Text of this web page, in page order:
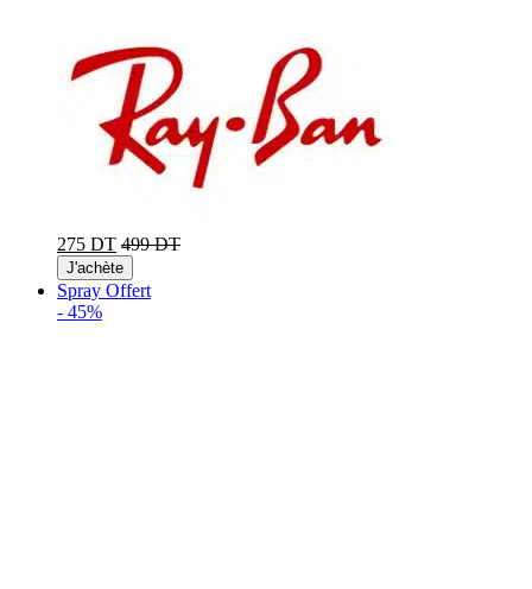
275 DT 499 DT
J'achète
Spray Offert
- 45%